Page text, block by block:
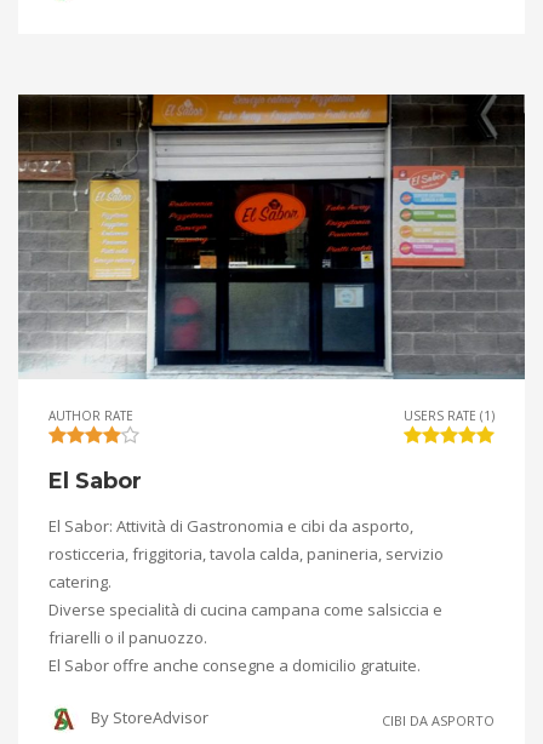
AUTHOR RATE USERS RATE (1)
El Sabor
El Sabor: Attività di Gastronomia e cibi da asporto,
rosticceria, friggitoria, tavola calda, panineria, servizio
catering.
Diverse specialità di cucina campana come salsiccia e
friarelli o il panuozzo.
El Sabor offre anche consegne a domicilio gratuite.
By StoreAdvisor CIBI DA ASPORTO